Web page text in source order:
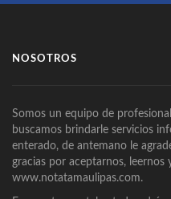
NOSOTROS
Somos un equipo de
buscamos brindarle servicios
enterado, de antemano le
gracias por aceptarnos, leernos
www.notatamaulipas.com.